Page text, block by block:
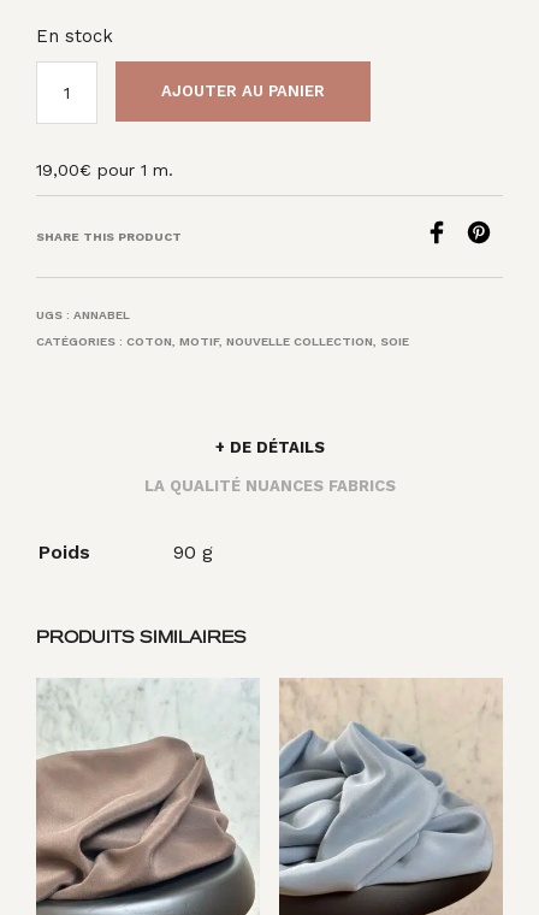
En stock
AJOUTER AU PANIER
19,00€ pour 1 m.
SHARE THIS PRODUCT
UGS : ANNABEL
CATÉGORIES : COTON, MOTIF, NOUVELLE COLLECTION, SOIE
+ DE DÉTAILS
LA QUALITÉ NUANCES FABRICS
Poids 90 g
PRODUITS SIMILAIRES